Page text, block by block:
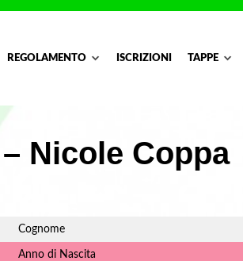
REGOLAMENTO ISCRIZIONI TAPPE
Nicole Coppa
Cognome
Anno di Nascita